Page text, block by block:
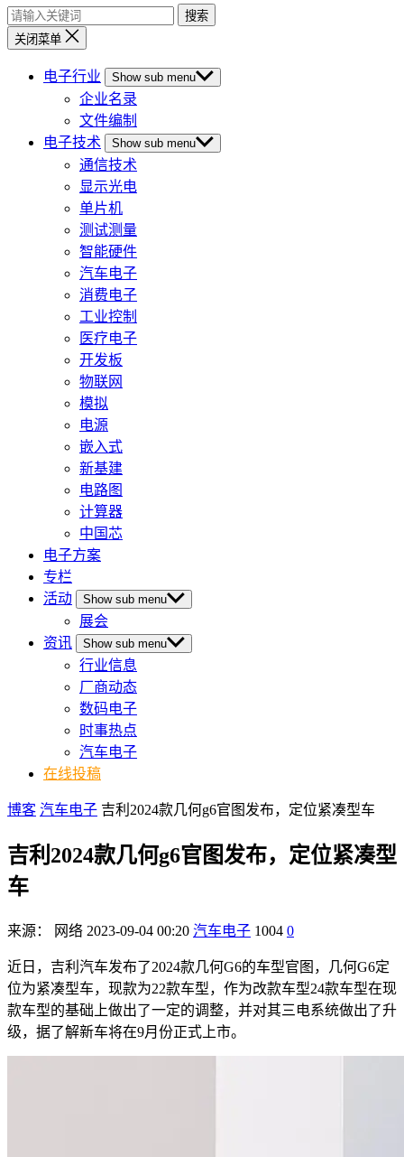
搜索
关闭菜单
电子行业 Show sub menu
企业名录
文件编制
电子技术
Show sub menu
通信技术
显示光电
单片机
测试测量
智能硬件
汽车电子
消费电子
工业控制
医疗电子
开发板
物联网
模拟
电源
嵌入式
新基建
电路图
计算器
中国芯
电子方案
专栏
活动
Show sub menu
展会
资讯
Show sub menu
行业信息
厂商动态
数码电子
时事热点
汽车电子
在线投稿
博客 汽车电子 吉利2024款几何g6官图发布，定位紧凑型车
吉利2024款几何g6官图发布，定位紧凑型
车
来源： 网络 2023-09-04 00:20 汽车电子 1004 0
近日，吉利汽车发布了2024款几何G6的车型官图，几何G6定
位为紧凑型车，现款为22款车型，作为改款车型24款车型在现
款车型的基础上做出了一定的调整，并对其三电系统做出了升
级，据了解新车将在9月份正式上市。